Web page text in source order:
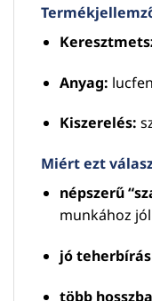
Anyag:
Kiszerelés:
Miért ezt
népszerű
munkához
jó teherbírás
több